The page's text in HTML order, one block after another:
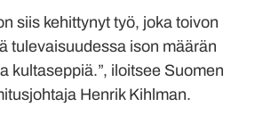
siis kehittynyt työ, joka toivon
tulevaisuudessa ison määrän
kultaseppiä.”, iloitsee Suomen
Henrik Kihlman.